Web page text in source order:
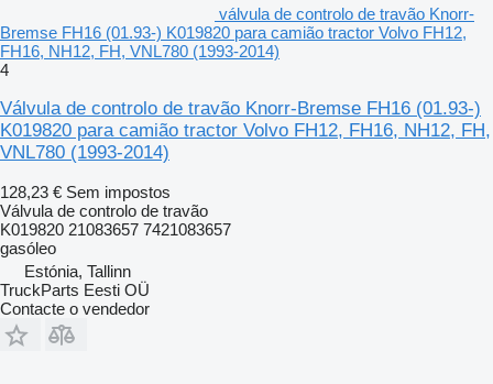
válvula de controlo de travão Knorr-
Bremse FH16 (01.93-) K019820 para camião tractor Volvo FH12,
FH16, NH12, FH, VNL780 (1993-2014)
4
Válvula de controlo de travão Knorr-Bremse FH16 (01.93-)
K019820 para camião tractor Volvo FH12, FH16, NH12, FH,
VNL780 (1993-2014)
128,23 € Sem impostos
Válvula de controlo de travão
K019820 21083657 7421083657
gasóleo
Estónia, Tallinn
TruckParts Eesti OÜ
Contacte o vendedor